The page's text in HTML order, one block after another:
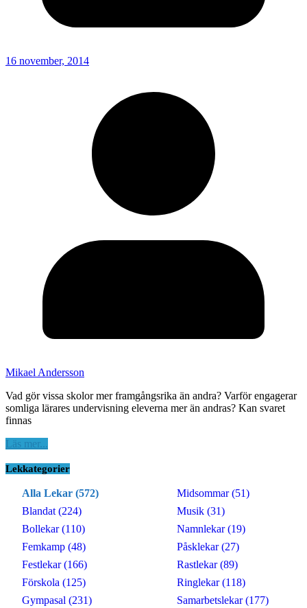
16 november, 2014
Mikael Andersson
Vad gör vissa skolor mer framgångsrika än andra? Varför engagerar
somliga lärares undervisning eleverna mer än andras? Kan svaret
finnas
Läs mer...
Lekkategorier
Alla Lekar (572)
Blandat (224)
Bollekar (110)
Femkamp (48)
Festlekar (166)
Förskola (125)
Gympasal (231)
Midsommar (51)
Musik (31)
Namnlekar (19)
Påsklekar (27)
Rastlekar (89)
Ringlekar (118)
Samarbetslekar (177)